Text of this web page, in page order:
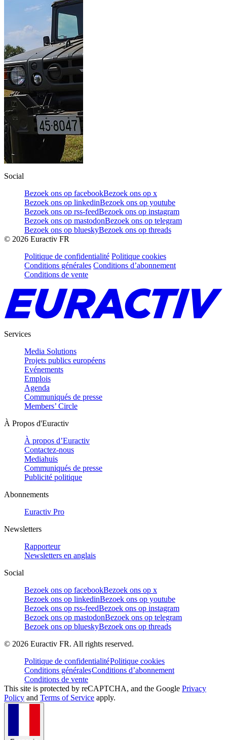
Social
Bezoek ons op facebookBezoek ons op x
Bezoek ons op linkedinBezoek ons op youtube
Bezoek ons op rss-feedBezoek ons op instagram
Bezoek ons op mastodonBezoek ons op telegram
Bezoek ons op blueskyBezoek ons op threads
© 2026 Euractiv FR
Politique de confidentialité Politique cookies
Conditions générales Conditions d’abonnement
Conditions de vente
Services
Media Solutions
Projets publics européens
Evénements
Emplois
Agenda
Communiqués de presse
Members’ Circle
À Propos d'Euractiv
À propos d’Euractiv
Contactez-nous
Mediahuis
Communiqués de presse
Publicité politique
Abonnements
Euractiv Pro
Newsletters
Rapporteur
Newsletters en anglais
Social
Bezoek ons op facebookBezoek ons op x
Bezoek ons op linkedinBezoek ons op youtube
Bezoek ons op rss-feedBezoek ons op instagram
Bezoek ons op mastodonBezoek ons op telegram
Bezoek ons op blueskyBezoek ons op threads
© 2026 Euractiv FR. All rights reserved.
Politique de confidentialitéPolitique cookies
Conditions généralesConditions d’abonnement
Conditions de vente
This site is protected by reCAPTCHA, and the Google Privacy
Policy and Terms of Service apply.